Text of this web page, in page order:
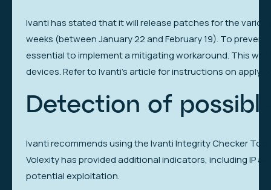
Ivanti has stated that it will release patches for the
weeks (between January 22 and February 19). To
essential to implement a mitigating workaround. This
devices. Refer to Ivanti’s article for instructions on
Detection of
Ivanti recommends using the Ivanti Integrity Checker
Volexity has provided additional indicators, including IP
potential exploitation.